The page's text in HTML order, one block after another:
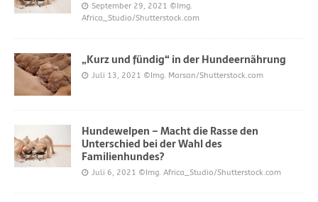
September 29, 2021 ©Img.
Africa_Studio/Shutterstock.com
„Kurz und fündig“ in der Hundeernährung
Juli 13, 2021 ©Img. Marsan/Shutterstock.com
Hundewelpen – Macht die Rasse den
Unterschied bei der Wahl des
Familienhundes?
Juli 6, 2021 ©Img. Africa_Studio/Shutterstock.com